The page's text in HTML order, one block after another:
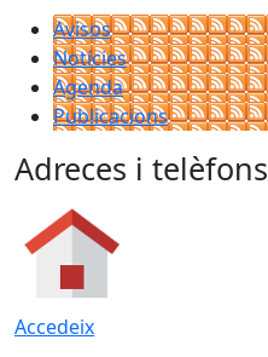
Avisos
Notícies
Agenda
Publicacions
Adreces i telèfons
Accedeix